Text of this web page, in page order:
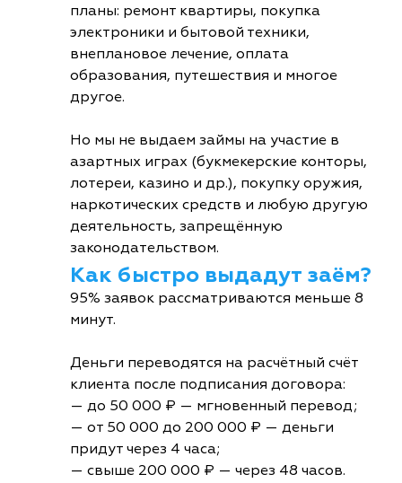
планы: ремонт квартиры, покупка
электроники и бытовой техники,
внеплановое лечение, оплата
образования, путешествия и многое
другое.
Но мы не выдаем займы на участие в
азартных играх (букмекерские конторы,
лотереи, казино и др.), покупку оружия,
наркотических средств и любую другую
деятельность, запрещённую
законодательством.
Как быстро выдадут заём?
95% заявок рассматриваются меньше 8
минут.
Деньги переводятся на расчётный счёт
клиента после подписания договора:
— до 50 000 ₽ — мгновенный перевод;
— от 50 000 до 200 000 ₽ — деньги
придут через 4 часа;
— свыше 200 000 ₽ — через 48 часов.